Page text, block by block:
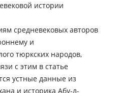
истории
средневековых авторов
и
тюркских народов,
с этим в статье
устные данные из
и историка Абу-л-